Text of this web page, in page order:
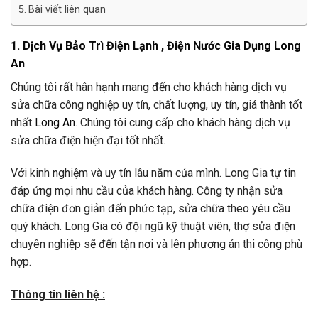
Bài viết liên quan
1. Dịch Vụ Bảo Trì Điện Lạnh , Điện Nước Gia Dụng Long
An
Chúng tôi rất hân hạnh mang đến cho khách hàng dịch vụ
sửa chữa công nghiệp uy tín, chất lượng, uy tín, giá thành tốt
nhất Long An. Chúng tôi cung cấp cho khách hàng dịch vụ
sửa chữa điện hiện đại tốt nhất.
Với kinh nghiệm và uy tín lâu năm của mình. Long Gia tự tin
đáp ứng mọi nhu cầu của khách hàng. Công ty nhận sửa
chữa điện đơn giản đến phức tạp, sửa chữa theo yêu cầu
quý khách. Long Gia có đội ngũ kỹ thuật viên, thợ sửa điện
chuyên nghiệp sẽ đến tận nơi và lên phương án thi công phù
hợp.
Thông tin liên hệ :